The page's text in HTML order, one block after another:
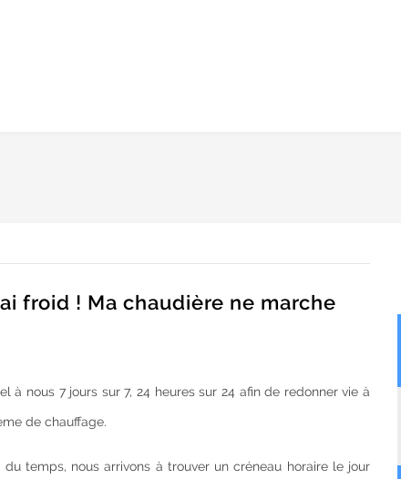
froid ! Ma chaudière ne marche
à nous 7 jours sur 7, 24 heures sur 24 afin de redonner vie à
de chauffage.
temps, nous arrivons à trouver un créneau horaire le jour